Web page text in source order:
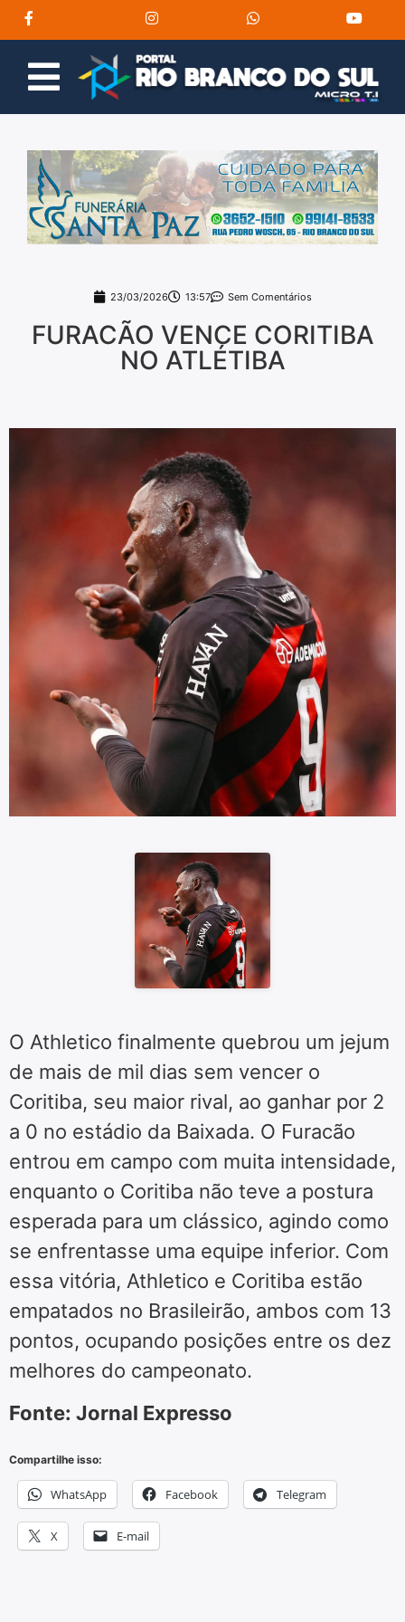
23/03/2026 13:57 Sem Comentários
FURACÃO VENCE CORITIBA
NO ATLÉTIBA
O Athletico finalmente quebrou um jejum
de mais de mil dias sem vencer o
Coritiba, seu maior rival, ao ganhar por 2
a 0 no estádio da Baixada. O Furacão
entrou em campo com muita intensidade,
enquanto o Coritiba não teve a postura
esperada para um clássico, agindo como
se enfrentasse uma equipe inferior. Com
essa vitória, Athletico e Coritiba estão
empatados no Brasileirão, ambos com 13
pontos, ocupando posições entre os dez
melhores do campeonato.
Fonte: Jornal Expresso
Compartilhe isso:
WhatsApp Facebook Telegram
X E-mail